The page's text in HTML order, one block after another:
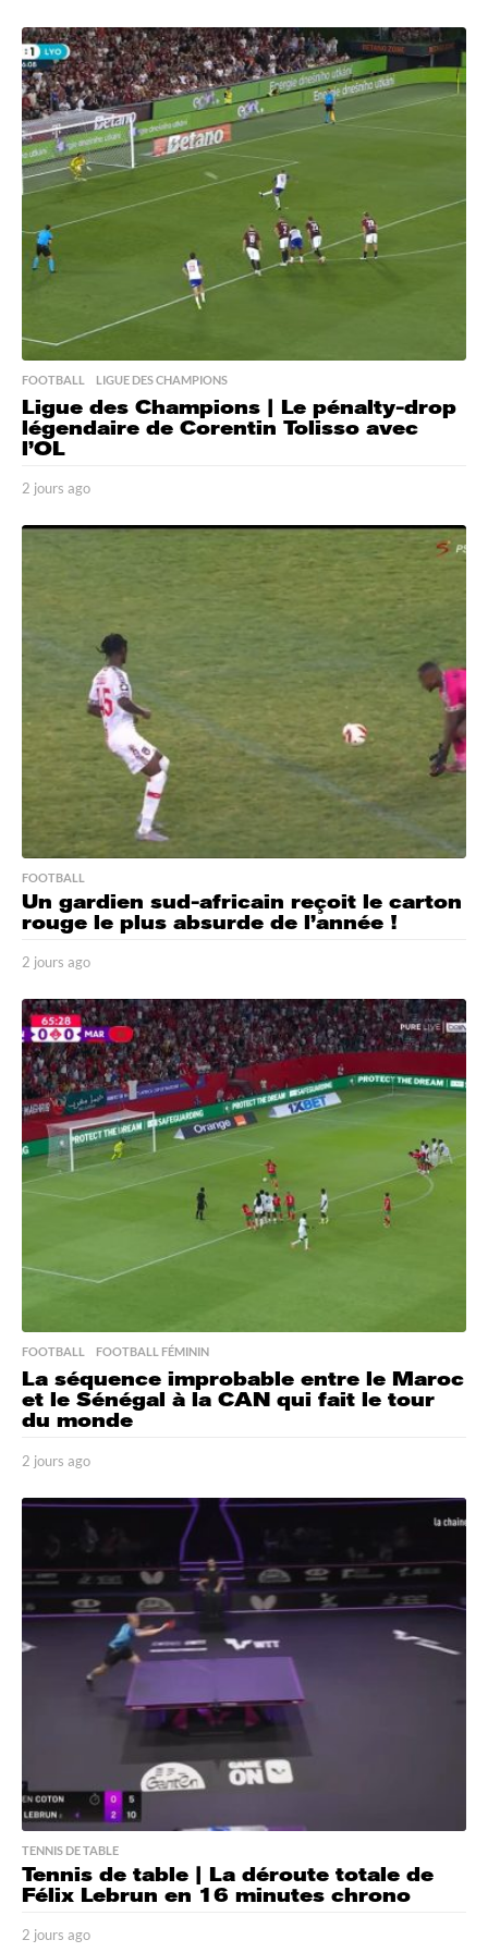
o
u
r
a
g
o
FOOTBALL ,LIGUE DES CHAMPIONS
Ligue des Champions | Le pénalty-drop
légendaire de Corentin Tolisso avec
l’OL
2 jours ago
o
o
FOOTBALL
Un gardien sud-africain reçoit le carton
rouge le plus absurde de l’année !
2 jours ago
o
u
r
s
a
g
o
FOOTBALL ,FOOTBALL FÉMININ
La séquence improbable entre le Maroc
et le Sénégal à la CAN qui fait le tour
du monde
2 jours ago
o
r
a
g
TENNIS DE TABLE
Tennis de table | La déroute totale de
Félix Lebrun en 16 minutes chrono
2 jours ago